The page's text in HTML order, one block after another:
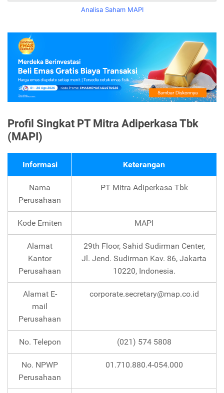
Analisa Saham MAPI
Profil Singkat PT Mitra Adiperkasa Tbk
(MAPI)
Informasi Keterangan
Nama
Perusahaan
PT Mitra Adiperkasa Tbk
Kode Emiten MAPI
Alamat
Kantor
Perusahaan
29th Floor, Sahid Sudirman Center,
Jl. Jend. Sudirman Kav. 86, Jakarta
10220, Indonesia.
Alamat E-
mail
Perusahaan
corporate.secretary@map.co.id
No. Telepon (021) 574 5808
No. NPWP
Perusahaan
01.710.880.4-054.000